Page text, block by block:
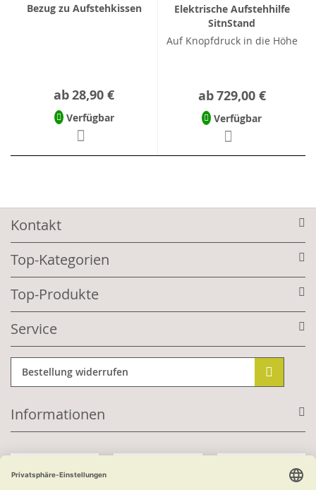
Bezug zu Aufstehkissen
ab28,90 €
Verfügbar
Elektrische Aufstehhilfe
SitnStand
Auf Knopfdruck in die Höhe
ab729,00 €
Verfügbar
Kontakt
Top-Kategorien
Top-Produkte
Service
Bestellung widerrufen
Informationen